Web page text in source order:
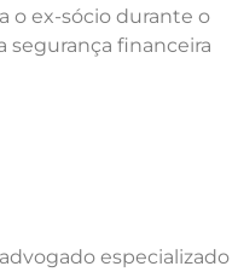
o ex-sócio durante o
segurança financeira
especializado